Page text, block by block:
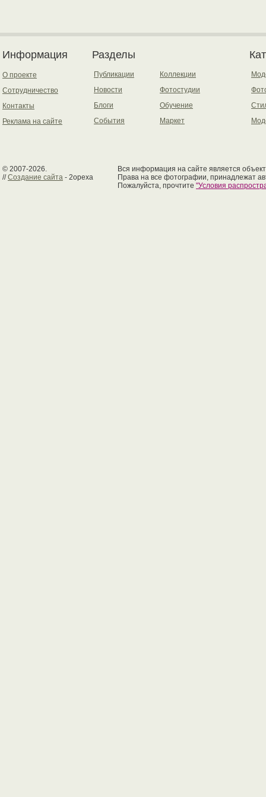
Информация
О проекте
Сотрудничество
Контакты
Реклама на сайте
Разделы
Публикации
Новости
Блоги
События
Коллекции
Фотостудии
Обучение
Маркет
© 2007-2026.
//Создание сайта - 2opexa
Вся информация на сайте является
Права на все фотографии, принадлежат
Пожалуйста, прочтите "Условия